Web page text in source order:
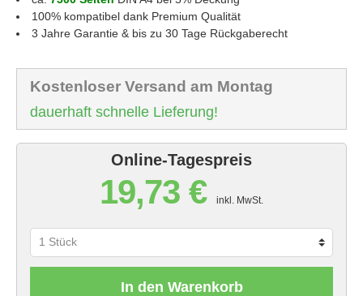
100% kompatibel dank Premium Qualität
3 Jahre Garantie & bis zu 30 Tage Rückgaberecht
Kostenloser Versand am Montag
dauerhaft schnelle Lieferung!
Online-Tagespreis
19,73 € inkl. MwSt.
In den Warenkorb